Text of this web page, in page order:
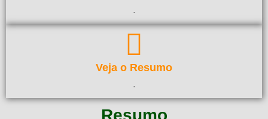
.
Veja o Resumo
.
Resumo